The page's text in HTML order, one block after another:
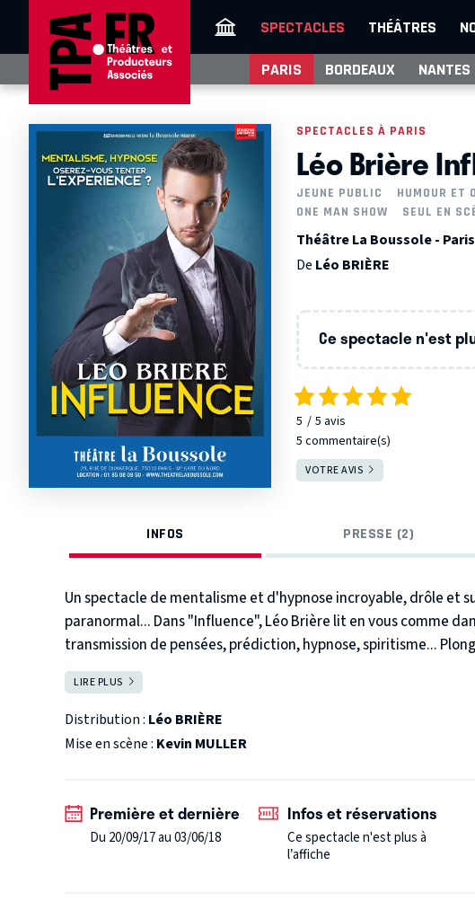
SPECTACLES THÉÂTRES
PARIS BORDEAUX NANTES
SPECTACLES À PARIS
Léo Brière
JEUNE PUBLIC HUMOUR ET
ONE MAN SHOW
SEUL EN
Théâtre La Boussole - Paris
De Léo BRIÈRE
Ce spectacle n'est
5 5 avis
5 commentaire(s)
VOTRE AVIS
INFOS PRESSE (2)
Un spectacle de mentalisme et d'hypnose incroyable, drôle et
paranormal... Dans "Influence", Léo Brière lit en vous comme
transmission de pensées, prédiction, hypnose, spiritisme...
Léo Brière repousse toutes les limites et enchaîne, avec la
expériences plus déconcertantes les unes que les autres ! Un
fois manipulés, bluffés, amusés voire agacés mais
unique en son genre ! Oserez-vous tenter l'expérience ? Plus de
LIRE PLUS
Distribution : Léo BRIÈRE
Mise en scène : Kevin MULLER
Première et dernière
Du 20/09/17 au 03/06/18
Infos et réservations
Ce spectacle n'est plus à
l’affiche